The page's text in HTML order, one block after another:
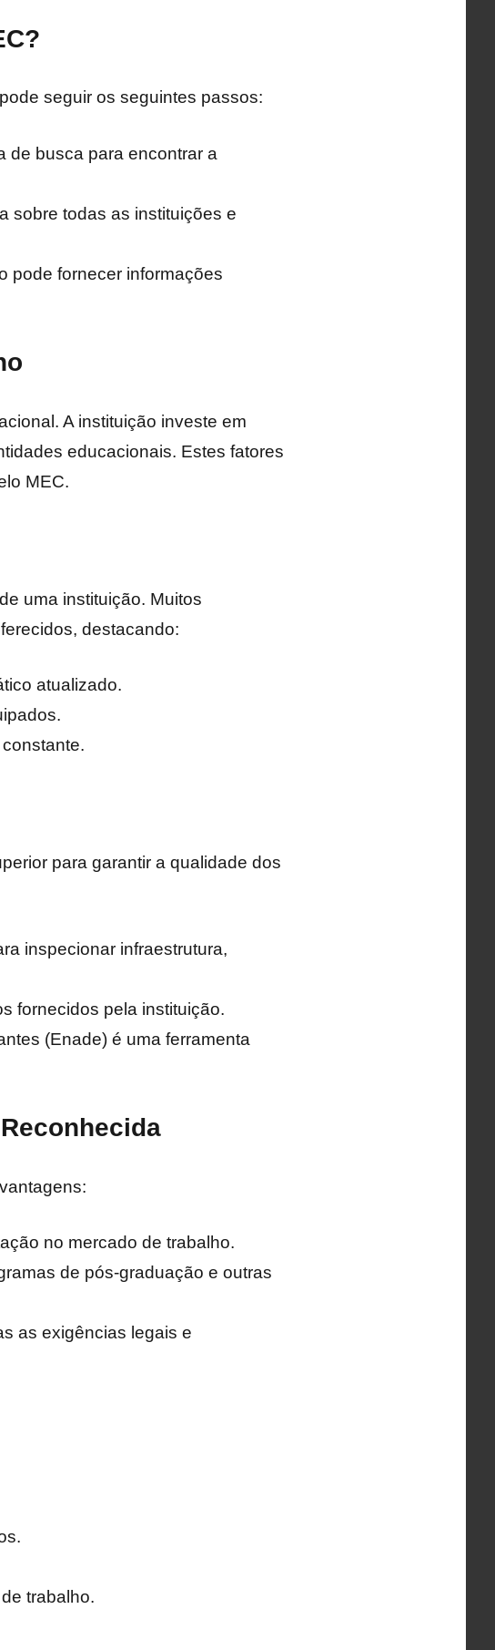
seguir os seguintes passos:
de busca para encontrar a
sobre todas as instituições e
pode fornecer informações
A instituição investe em
educacionais. Estes fatores
MEC.
uma instituição. Muitos
destacando:
atualizado.
para garantir a qualidade dos
inspecionar infraestrutura,
fornecidos pela instituição.
(Enade) é uma ferramenta
no mercado de trabalho.
de pós-graduação e outras
as exigências legais e
trabalho.